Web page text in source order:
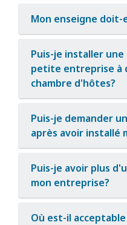
Mon enseigne
Puis-je installer une
petite entreprise à
chambre d'hôtes?
Puis-je demander
après avoir installé
Puis-je avoir plus
mon entreprise?
Où est-il